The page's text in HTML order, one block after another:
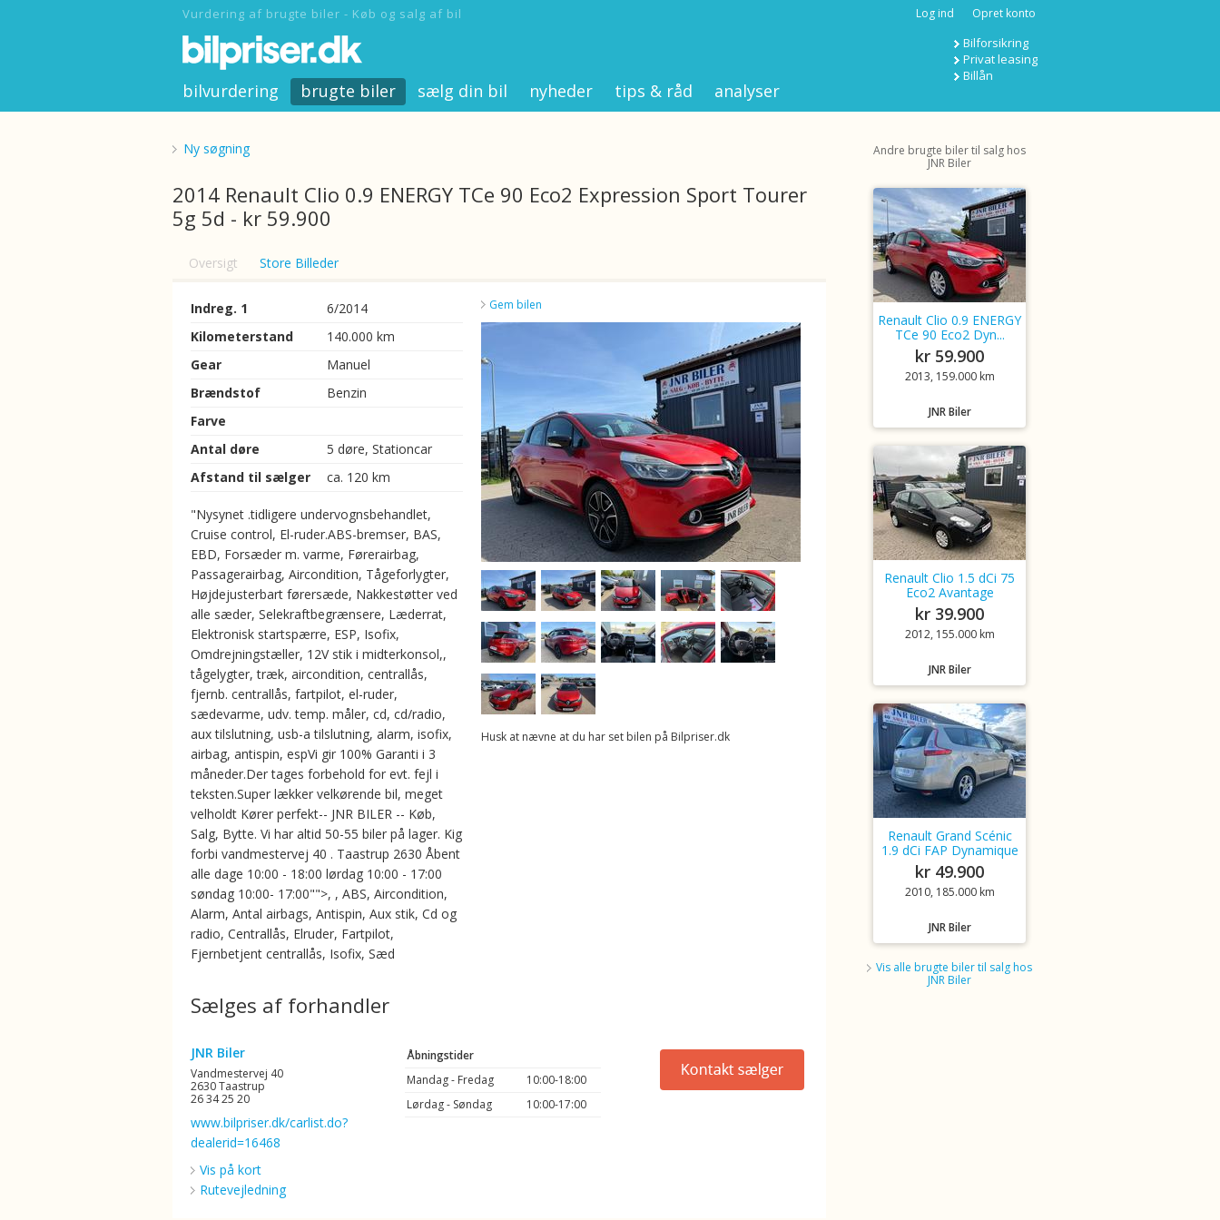
Vurdering af brugte biler - Køb og salg af bil Log ind Opret konto
Bilforsikring
Privat leasing
Billån
bilvurdering brugte biler sælg din bil nyheder tips & råd analyser
Ny søgning
2014 Renault Clio 0.9 ENERGY TCe 90 Eco2 Expression Sport Tourer
5g 5d - kr 59.900
Oversigt Store Billeder
Indreg. 1
6/2014
Kilometerstand
140.000 km
Gear
Manuel
Brændstof
Benzin
Farve
Antal døre
5 døre, Stationcar
Afstand til sælger
ca. 120 km
"Nysynet .tidligere undervognsbehandlet,
Cruise control, El-ruder.ABS-bremser, BAS,
EBD, Forsæder m. varme, Førerairbag,
Passagerairbag, Aircondition, Tågeforlygter,
Højdejusterbart førersæde, Nakkestøtter ved
alle sæder, Selekraftbegrænsere, Læderrat,
Elektronisk startspærre, ESP, Isofix,
Omdrejningstæller, 12V stik i midterkonsol,,
tågelygter, træk, aircondition, centrallås,
fjernb. centrallås, fartpilot, el-ruder,
sædevarme, udv. temp. måler, cd, cd/radio,
aux tilslutning, usb-a tilslutning, alarm, isofix,
airbag, antispin, espVi gir 100% Garanti i 3
måneder.Der tages forbehold for evt. fejl i
teksten.Super lækker velkørende bil, meget
velholdt Kører perfekt-- JNR BILER -- Køb,
Salg, Bytte. Vi har altid 50-55 biler på lager. Kig
forbi vandmestervej 40 . Taastrup 2630 Åbent
alle dage 10:00 - 18:00 lørdag 10:00 - 17:00
søndag 10:00- 17:00"">, , ABS, Aircondition,
Alarm, Antal airbags, Antispin, Aux stik, Cd og
radio, Centrallås, Elruder, Fartpilot,
Fjernbetjent centrallås, Isofix, Sæd
Gem bilen
Husk at nævne at du har set bilen på Bilpriser.dk
Sælges af forhandler
JNR Biler
Vandmestervej 40
2630 Taastrup
26 34 25 20
www.bilpriser.dk/carlist.do?
dealerid=16468
Vis på kort
Rutevejledning
Åbningstider
Mandag - Fredag
10:00-18:00
Lørdag - Søndag
10:00-17:00
Andre brugte biler til salg hos
JNR Biler
Renault Clio 0.9 ENERGY
TCe 90 Eco2 Dyn...
kr 59.900
2013, 159.000 km
JNR Biler
Renault Clio 1.5 dCi 75
Eco2 Avantage
kr 39.900
2012, 155.000 km
JNR Biler
Renault Grand Scénic
1.9 dCi FAP Dynamique
kr 49.900
2010, 185.000 km
JNR Biler
Vis alle brugte biler til salg hos
JNR Biler